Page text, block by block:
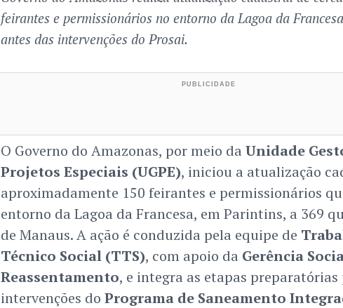
feirantes e permissionários no entorno da Lagoa da
antes das intervenções do Prosai.
O Governo do Amazonas, por meio da Unidade
Projetos Especiais (UGPE), iniciou a atualização
aproximadamente 150 feirantes e permissionários
entorno da Lagoa da Francesa, em Parintins, a 369
de Manaus. A ação é conduzida pela equipe de
Técnico Social (TTS), com apoio da Gerência
Reassentamento, e integra as etapas preparatórias
intervenções do Programa de Saneamento